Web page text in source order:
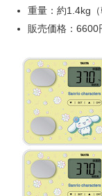
重量：約1.4kg（
販売価格：6600